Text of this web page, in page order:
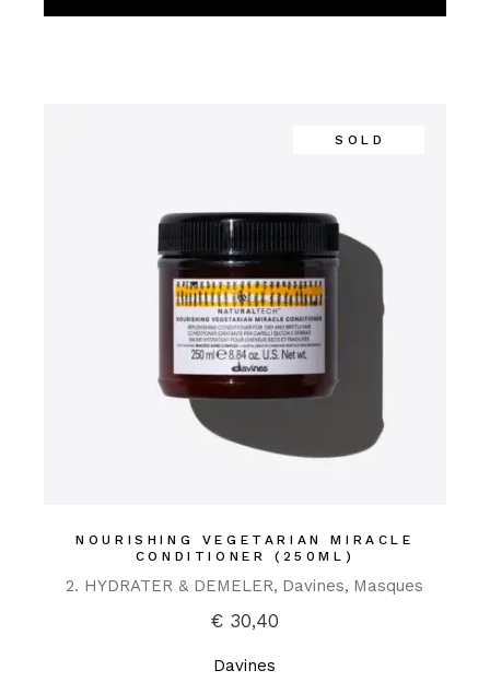
SOLD
NOURISHING VEGETARIAN MIRACLE
CONDITIONER (250ML)
2. HYDRATER & DEMELER Davines Masques
€ 30,40
Davines